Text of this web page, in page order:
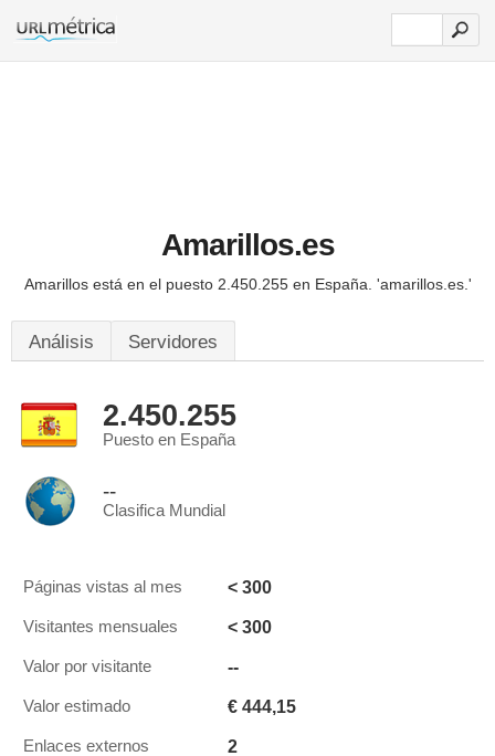
Amarillos.es
Amarillos está en el puesto 2.450.255 en España. 'amarillos.es.'
Análisis Servidores
2.450.255
Puesto en España
--
Clasifica Mundial
Páginas vistas al mes < 300
Visitantes mensuales < 300
Valor por visitante --
Valor estimado € 444,15
Enlaces externos 2